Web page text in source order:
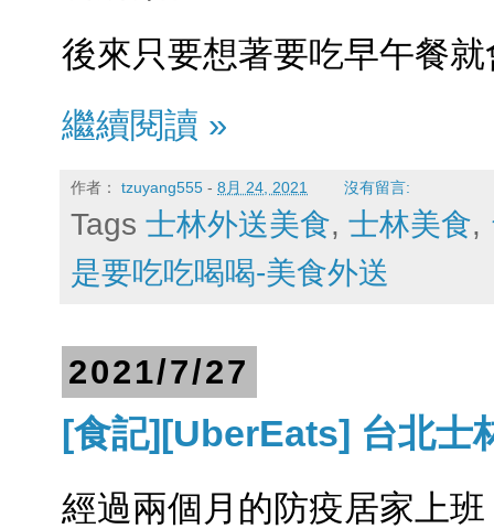
後來只要想著要吃早午餐
繼續閱讀 »
作者： tzuyang555 - 8月 24, 2021 沒有留言:
Tags 士林外送美食, 士林美食,
是要吃吃喝喝-美食外送
2021/7/27
[食記][UberEats] 台北士
經過兩個月的防疫居家上